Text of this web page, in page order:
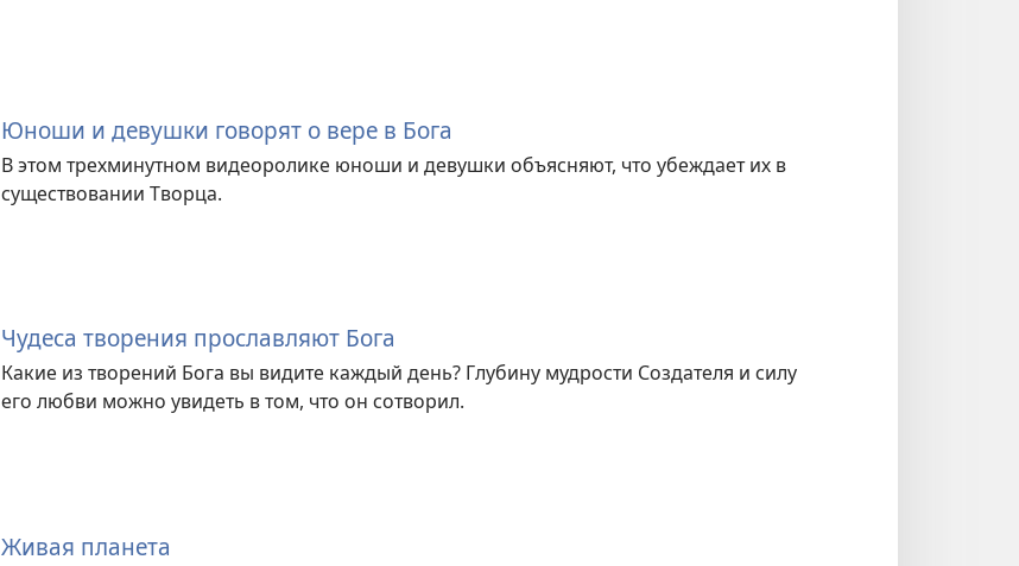
Юноши и девушки говорят о вере в Бога
В этом трехминутном видеоролике юноши и девушки объясняют, что убеждает их в
существовании Творца.
Чудеса творения прославляют Бога
Какие из творений Бога вы видите каждый день? Глубину мудрости Создателя и силу
его любви можно увидеть в том, что он сотворил.
Живая планета